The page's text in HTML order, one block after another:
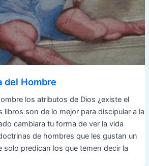
del Hombre
los atributos de Dios ¿existe el
libros son de lo mejor para discipular a la
cambiara tu forma de ver la vida
de hombres que les gustan un
solo predican los que temen decir la